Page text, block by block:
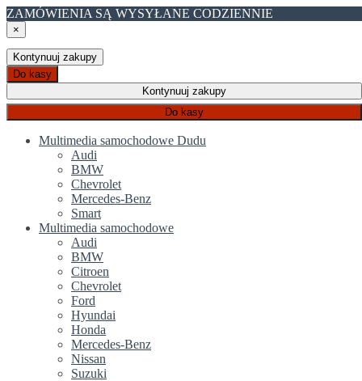
ZAMÓWIENIA SĄ WYSYŁANE CODZIENNIE
×
Kontynuuj zakupy
Do kasy
Kontynuuj zakupy
Do kasy
Multimedia samochodowe Dudu
Audi
BMW
Chevrolet
Mercedes-Benz
Smart
Multimedia samochodowe
Audi
BMW
Citroen
Chevrolet
Ford
Hyundai
Honda
Mercedes-Benz
Nissan
Suzuki